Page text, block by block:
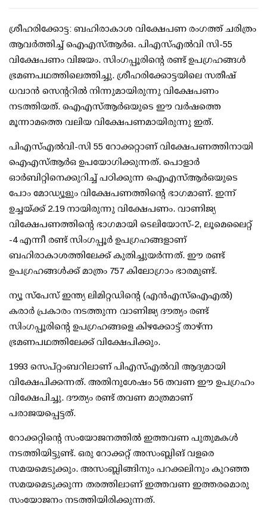
ശ്രീഹരിക്കോട്ട: ബഹിരാകാശ വിക്ഷേപണ രംഗത്ത് ചരിത്രം
ആവര്‍ത്തിച്ച് ഐഎസ്ആര്‍ഒ. പിഎസ്എല്‍വി സി-55
വിക്ഷേപണം വിജയം. സിംഗപ്പൂരിന്റെ രണ്ട് ഉപഗ്രഹങ്ങള്‍
ഭ്രമണപഥത്തിലെത്തിച്ചു. ശ്രീഹരിക്കോട്ടയിലെ സതീഷ്
ധവാന്‍ സെന്ററില്‍ നിന്നുമായിരുന്നു വിക്ഷേപണം
നടത്തിയത്. ഐഎസ്ആര്‍ഒയുടെ ഈ വര്‍ഷത്തെ
മൂന്നാമത്തെ വലിയ വിക്ഷേപണമായിരുന്നു ഇത്.
പിഎസ്എല്‍വി-സി 55 റോക്കറ്റാണ് വിക്ഷേപണത്തിനായി
ഐഎസ്ആര്‍ഒ ഉപയോഗിക്കുന്നത്. പൊളാര്‍
ഓര്‍ബിറ്റിനെക്കുറിച്ച് പഠിക്കുന്ന ഐഎസ്ആര്‍ഒയുടെ
പോം മോഡ്യൂളും വിക്ഷേപണത്തിന്റെ ഭാഗമാണ്. ഇന്ന്
ഉച്ചയ്ക്ക് 2.19 നായിരുന്നു വിക്ഷേപണം. വാണിജ്യ
വിക്ഷേപണത്തിന്റെ ഭാഗമായി ടെലിയോസ്-2, ലൂമെലൈറ്റ്
-4 എന്നീ രണ്ട് സിംഗപ്പൂര്‍ ഉപഗ്രഹങ്ങളാണ്
ബഹിരാകാശത്തിലേക്ക് കുതിച്ചുയര്‍ന്നത്. ഈ രണ്ട്
ഉപഗ്രഹങ്ങള്‍ക്ക് മാത്രം 757 കിലോഗ്രാം ഭാരമുണ്ട്.
ന്യൂ സ്‌പേസ് ഇന്ത്യ ലിമിറ്റഡിന്റെ (എന്‍എസ്‌ഐഎല്‍)
കരാര്‍ പ്രകാരം നടത്തുന്ന വാണിജ്യ ദൗത്യം രണ്ട്
സിംഗപ്പൂരിന്റെ ഉപഗ്രഹങ്ങളെ കിഴക്കോട്ട് താഴ്ന്ന
ഭ്രമണപഥത്തിലേക്ക് വിക്ഷേപിക്കും.
1993 സെപ്റ്റംബറിലാണ് പിഎസ്എല്‍വി ആദ്യമായി
വിക്ഷേപിക്കന്നത്. അതിനുശേഷം 56 തവണ ഈ ഉപഗ്രഹം
വിക്ഷേപിച്ചു. ദൗത്യം രണ്ട് തവണ മാത്രമാണ്
പരാജയപ്പെട്ടത്.
റോക്കറ്റിന്റെ സംയോജനത്തില്‍ ഇത്തവണ പുതുമകള്‍
നടത്തിയിട്ടുണ്ട്. ഒരു റോക്കറ്റ് അസംബ്ലിങ് വളരെ
സമയമെടുക്കും. അസംബ്ലിങ്ങിനും പറക്കലിനും കുറഞ്ഞ
സമയമെടുക്കുന്ന തരത്തിലാണ് ഇത്തവണ ഇത്തരമൊരു
സംയോജനം നടത്തിയിരിക്കുന്നത്.